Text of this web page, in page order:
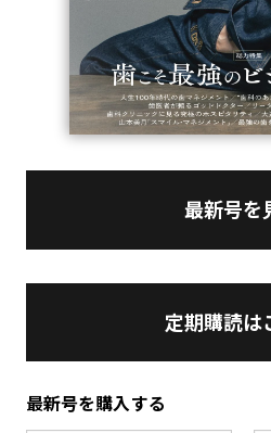
最新号を
定期購読は
最新号を購入する